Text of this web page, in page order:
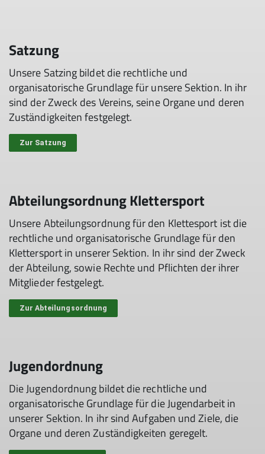
Satzung
Unsere Satzing bildet die rechtliche und
organisatorische Grundlage für unsere Sektion. In ihr
sind der Zweck des Vereins, seine Organe und deren
Zuständigkeiten festgelegt.
Zur Satzung
Abteilungsordnung Klettersport
Unsere Abteilungsordnung für den Klettesport ist die
rechtliche und organisatorische Grundlage für den
Klettersport in unserer Sektion. In ihr sind der Zweck
der Abteilung, sowie Rechte und Pflichten der ihrer
Mitglieder festgelegt.
Zur Abteilungsordnung
Jugendordnung
Die Jugendordnung bildet die rechtliche und
organisatorische Grundlage für die Jugendarbeit in
unserer Sektion. In ihr sind Aufgaben und Ziele, die
Organe und deren Zuständigkeiten geregelt.